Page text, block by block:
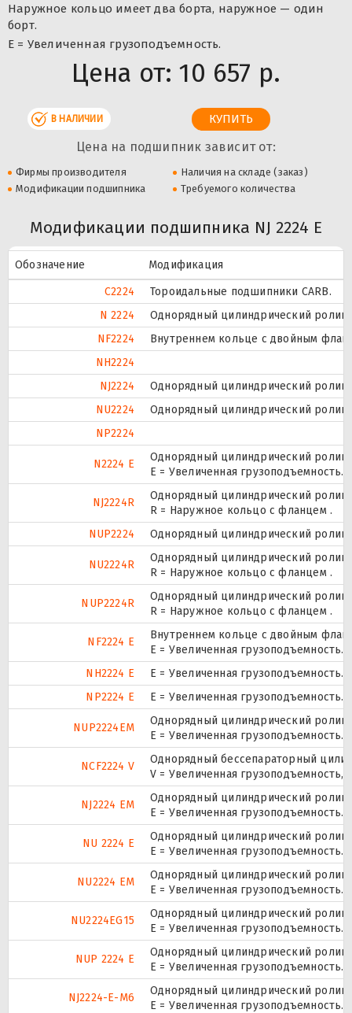
Наружное кольцо имеет два борта, наружное — один
борт.
Е = Увеличенная грузоподъемность.
Цена от: 10 657 р.
В НАЛИЧИИ
Цена на подшипник зависит от:
Фирмы производителя
Наличия на складе (заказ)
Модификации подшипника
Требуемого количества
Модификации подшипника NJ 2224 E
Обозначение
Модификация
C2224
Тороидальные подшипники CARB.
N 2224
Однорядный цилиндрический
NF2224
Внутреннем кольце с двойным
NH2224
NJ2224
Однорядный цилиндрический
NU2224
Однорядный цилиндрический
NP2224
N2224 E
Однорядный цилиндрический
Е = Увеличенная грузоподъемность.
NJ2224R
Однорядный цилиндрический
R = Наружное кольцо с фланцем .
NUP2224
Однорядный цилиндрический
NU2224R
Однорядный цилиндрический
R = Наружное кольцо с фланцем .
NUP2224R
Однорядный цилиндрический
R = Наружное кольцо с фланцем .
NF2224 E
Внутреннем кольце с двойным
Е = Увеличенная грузоподъемность.
NH2224 E
Е = Увеличенная грузоподъемность.
NP2224 E
Е = Увеличенная грузоподъемность.
NUP2224EM
Однорядный цилиндрический
E = Увеличенная
NCF2224 V
Однорядный бессепараторный
V = Увеличенная
NJ2224 EM
Однорядный цилиндрический
E = Увеличенная
NU 2224 E
Однорядный цилиндрический
Е = Увеличенная грузоподъемность.
NU2224 EM
Однорядный цилиндрический
E = Увеличенная
NU2224EG15
Однорядный цилиндрический
E = Увеличенная
NUP 2224 E
Однорядный цилиндрический
Е = Увеличенная грузоподъемность.
NJ2224-E-M6
Однорядный цилиндрический
E = Увеличенная